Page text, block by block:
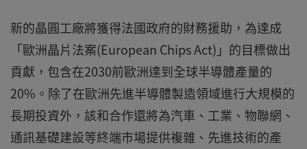
新的晶圓工廠將獲得法國政府的財務援助，為達成
「歐洲晶片法案(European Chips Act)」的目標做出
貢獻，包含在2030前歐洲達到全球半導體產量的
20%。除了在歐洲先進半導體製造領域進行大規模的
長期投資外，該和合作還將為汽車、工業、物聯網、
通訊基礎建設等終端市場提供複雜、先進技術的產